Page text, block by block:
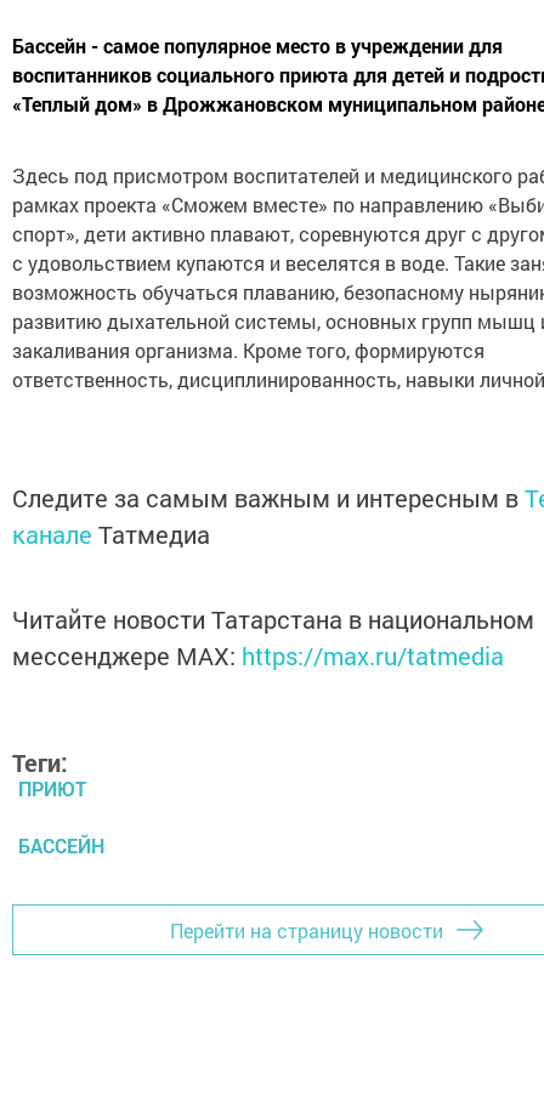
Бассейн - самое популярное место в учреждении для
воспитанников социального приюта для детей и
«Теплый дом» в Дрожжановском муниципальном
Здесь под присмотром воспитателей и медицинского
рамках проекта «Сможем вместе» по направлению
спорт», дети активно плавают, соревнуются друг с
с удовольствием купаются и веселятся в воде. Такие
возможность обучаться плаванию, безопасному
развитию дыхательной системы, основных групп мышц
закаливания организма. Кроме того, формируются
ответственность, дисциплинированность, навыки
Следите за самым важным и интересным в
канале Татмедиа
Читайте новости Татарстана в национальном
мессенджере MАХ: https://max.ru/tatmedia
Теги:
ПРИЮТ
БАССЕЙН
Перейти на страницу новости